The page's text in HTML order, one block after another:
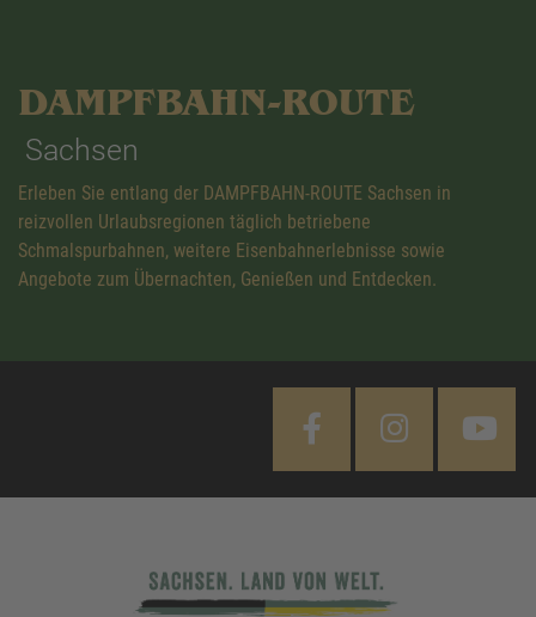
DAMPFBAHN-ROUTE
Sachsen
Erleben Sie entlang der DAMPFBAHN-ROUTE Sachsen in
reizvollen Urlaubsregionen täglich betriebene
Schmalspurbahnen, weitere Eisenbahnerlebnisse sowie
Angebote zum Übernachten, Genießen und Entdecken.